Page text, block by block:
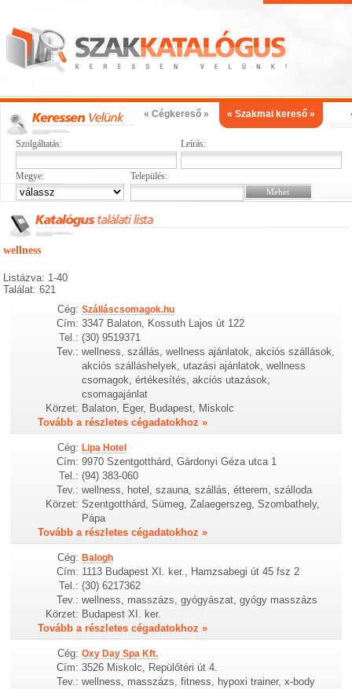
« Cégkereső » « Szakmai kereső »
Szolgáltatás: Leírás:
Megye: Település:
wellness
Listázva: 1-40
Találat: 621
Cég: Szálláscsomagok.hu
Cím: 3347 Balaton, Kossuth Lajos út 122
Tel.: (30) 9519371
Tev.: wellness, szállás, wellness ajánlatok, akciós szállások,
akciós szálláshelyek, utazási ajánlatok, wellness
csomagok, értékesítés, akciós utazások,
csomagajánlat
Körzet: Balaton, Eger, Budapest, Miskolc
Tovább a részletes cégadatokhoz »
Cég: Lipa Hotel
Cím: 9970 Szentgotthárd, Gárdonyi Géza utca 1
Tel.: (94) 383-060
Tev.: wellness, hotel, szauna, szállás, étterem, szálloda
Körzet: Szentgotthárd, Sümeg, Zalaegerszeg, Szombathely,
Pápa
Tovább a részletes cégadatokhoz »
Cég: Balogh
Cím: 1113 Budapest XI. ker., Hamzsabegi út 45 fsz 2
Tel.: (30) 6217362
Tev.: wellness, masszázs, gyógyászat, gyógy masszázs
Körzet: Budapest XI. ker.
Tovább a részletes cégadatokhoz »
Cég: Oxy Day Spa Kft.
Cím: 3526 Miskolc, Repülőtéri út 4.
Tev.: wellness, masszázs, fitness, hypoxi trainer, x-body